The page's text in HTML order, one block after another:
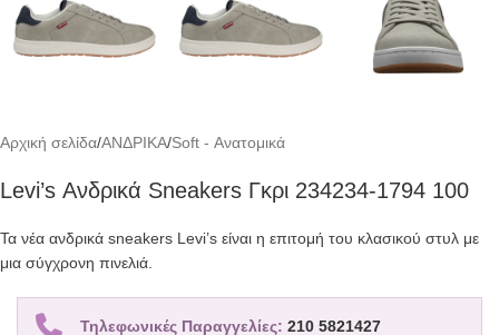
Αρχική σελίδα/ΑΝΔΡΙΚΑ/Soft - Ανατομικά
Levi’s Ανδρικά Sneakers Γκρι 234234-1794 100
Τα νέα ανδρικά sneakers Levi’s είναι η επιτομή του κλασικού στυλ με
μια σύγχρονη πινελιά.
Τηλεφωνικές Παραγγελίες: 210 5821427